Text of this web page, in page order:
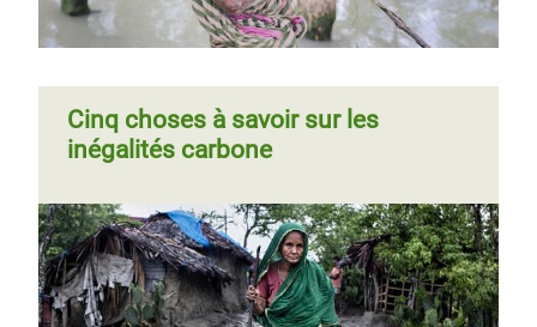
Pagination
précédente
Page 2
suivante
Pagination
Page
précédente
‹‹ Page 3
Cinq choses à savoir sur les
inégalités carbone